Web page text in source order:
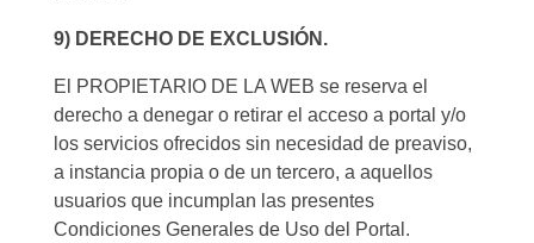
9) DERECHO DE EXCLUSIÓN.
El PROPIETARIO DE LA WEB se reserva el
derecho a denegar o retirar el acceso a portal y/o
los servicios ofrecidos sin necesidad de preaviso,
a instancia propia o de un tercero, a aquellos
usuarios que incumplan las presentes
Condiciones Generales de Uso del Portal.